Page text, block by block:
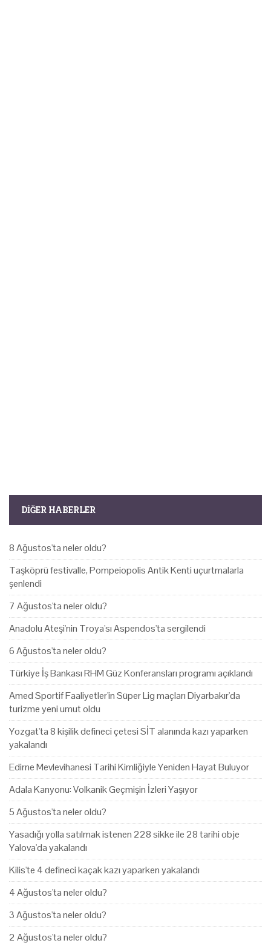
DIĞER HABERLER
8 Ağustos'ta neler oldu?
Taşköprü festivalle, Pompeiopolis Antik Kenti uçurtmalarla
şenlendi
7 Ağustos'ta neler oldu?
Anadolu Ateşi'nin Troya'sı Aspendos'ta sergilendi
6 Ağustos'ta neler oldu?
Türkiye İş Bankası RHM Güz Konferansları programı açıklandı
Amed Sportif Faaliyetler'in Süper Lig maçları Diyarbakır'da
turizme yeni umut oldu
Yozgat'ta 8 kişilik defineci çetesi SİT alanında kazı yaparken
yakalandı
Edirne Mevlevihanesi Tarihi Kimliğiyle Yeniden Hayat Buluyor
Adala Kanyonu: Volkanik Geçmişin İzleri Yaşıyor
5 Ağustos'ta neler oldu?
Yasadığı yolla satılmak istenen 228 sikke ile 28 tarihi obje
Yalova'da yakalandı
Kilis'te 4 defineci kaçak kazı yaparken yakalandı
4 Ağustos'ta neler oldu?
3 Ağustos'ta neler oldu?
2 Ağustos'ta neler oldu?